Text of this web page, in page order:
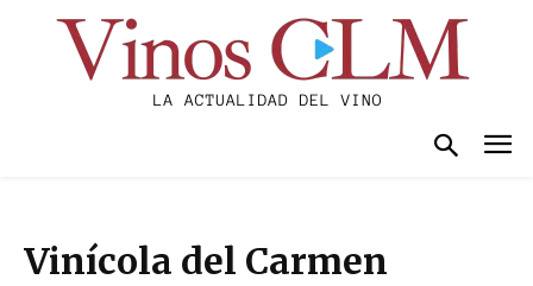
Vinícola del Carmen